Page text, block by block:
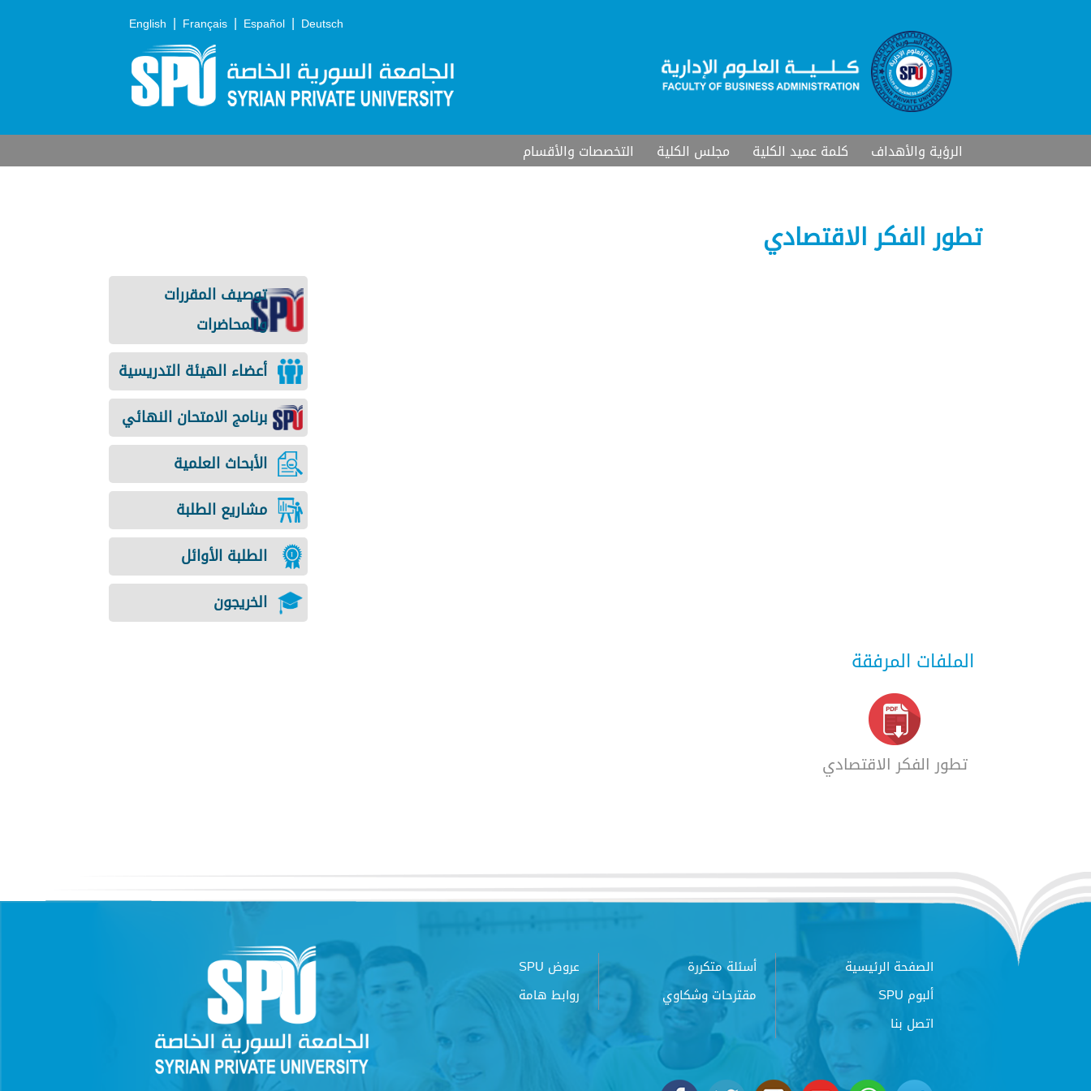
English | Français | Español | Deutsch
الرؤية والأهداف كلمة عميد الكلية مجلس الكلية التخصصات والأقسام
تطور الفكر الاقتصادي
توصيف المقررات
والمحاضرات
أعضاء الهيئة التدريسية
برنامج الامتحان النهائي
الأبحاث العلمية
مشاريع الطلبة
الطلبة الأوائل
الخريجون
الملفات المرفقة
تطور الفكر الاقتصادي
الصفحة الرئيسية أسئلة متكررة
عروض SPU
ألبوم SPU
مقترحات وشكاوي
روابط هامة
اتصل بنا